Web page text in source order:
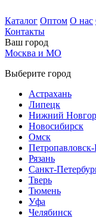
Каталог Оптом О нас
Контакты
Ваш город
Москва и МО
Выберите город
Астрахань
Липецк
Нижний
Новосибирск
Омск
Рязань
Санкт-
Тверь
Тюмень
Уфа
Челябинск